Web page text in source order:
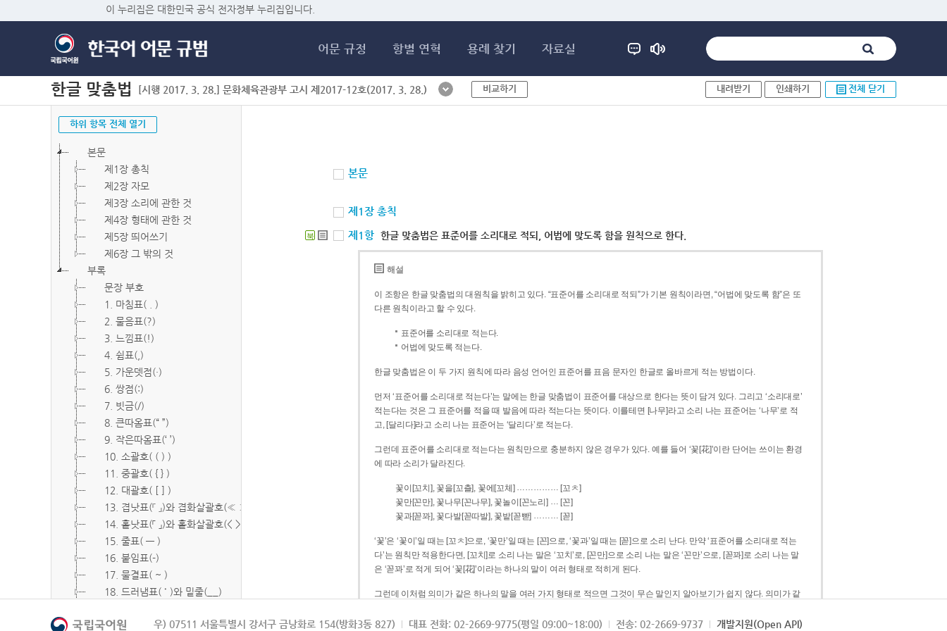
이 누리집은 대한민국 공식 전자정부 누리집입니다.
어문 규정 항별 연혁 용례 찾기 자료실
한글 맞춤법 [시행 2017. 3. 28.] 문화체육관광부 고시 제2017-12호(2017. 3. 28.) 비교하기 내려받기 인쇄하기 전체 닫기
하위 항목 전체 열기
본문
제1장 총칙
제2장 자모
제3장 소리에 관한 것
제4장 형태에 관한 것
제5장 띄어쓰기
제6장 그 밖의 것
부록
문장 부호
1. 마침표( . )
2. 물음표(?)
3. 느낌표(!)
4. 쉼표(,)
5. 가운뎃점(·)
6. 쌍점(:)
7. 빗금(/)
8. 큰따옴표(“ ”)
9. 작은따옴표(‘ ’)
10. 소괄호( ( ) )
11. 중괄호( { } )
12. 대괄호( [ ] )
13. 겹낫표(『 』)와 겹화살괄호(≪ ≫)
14. 홑낫표(「 」)와 홑화살괄호(< >)
15. 줄표( ― )
16. 붙임표(-)
17. 물결표( ~ )
18. 드러냄표( ˙ )와 밑줄(__)
20. 빠짐표( □ )
본문
제1장 총칙
북 제1항 한글 맞춤법은 표준어를 소리대로 적되, 어법에 맞도록 함을 원칙으로 한다.
해설
이 조항은 한글 맞춤법의 대원칙을 밝히고 있다. “표준어를 소리대로 적되”가 기본 원칙이라면, “어법에 맞도록 함”은 또
다른 원칙이라고 할 수 있다.
표준어를 소리대로 적는다.
어법에 맞도록 적는다.
한글 맞춤법은 이 두 가지 원칙에 따라 음성 언어인 표준어를 표음 문자인 한글로 올바르게 적는 방법이다.
먼저 ‘표준어를 소리대로 적는다’는 말에는 한글 맞춤법이 표준어를 대상으로 한다는 뜻이 담겨 있다. 그리고 ‘소리대로’
적는다는 것은 그 표준어를 적을 때 발음에 따라 적는다는 뜻이다. 이를테면 [나무]라고 소리 나는 표준어는 ‘나무’로 적
고, [달리다]라고 소리 나는 표준어는 ‘달리다’로 적는다.
그런데 표준어를 소리대로 적는다는 원칙만으로 충분하지 않은 경우가 있다. 예를 들어 ‘꽃[花]’이란 단어는 쓰이는 환경
에 따라 소리가 달라진다.
꽃이[꼬치], 꽃을[꼬츨], 꽃에[꼬체] …………… [꼬ㅊ]
꽃만[꼰만], 꽃나무[꼰나무], 꽃놀이[꼰노리] … [꼰]
꽃과[꼳꽈], 꽃다발[꼳따발], 꽃밭[꼳빧] ……… [꼳]
‘꽃’은 ‘꽃이’일 때는 [꼬ㅊ]으로, ‘꽃만’일 때는 [꼰]으로, ‘꽃과’일 때는 [꼳]으로 소리 난다. 만약 ‘표준어를 소리대로 적는
다’는 원칙만 적용한다면, [꼬치]로 소리 나는 말은 ‘꼬치’로, [꼰만]으로 소리 나는 말은 ‘꼰만’으로, [꼳꽈]로 소리 나는 말
은 ‘꼳꽈’로 적게 되어 ‘꽃[花]’이라는 하나의 말이 여러 형태로 적히게 된다.
그런데 이처럼 의미가 같은 하나의 말을 여러 가지 형태로 적으면 그것이 무슨 말인지 알아보기가 쉽지 않다. 의미가 같
되게 적는 것이 의미를 파악하는 데 효과적이다.
우) 07511 서울특별시 강서구 금낭화로 154(방화3동 827) 대표 전화: 02-2669-9775(평일 09:00~18:00) 전송: 02-2669-9737 개발지원(Open API)